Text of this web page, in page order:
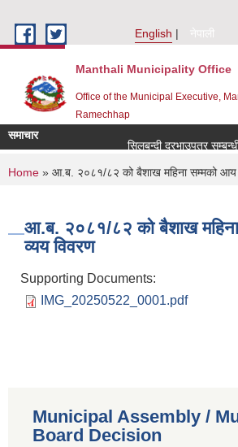
English
नेपाली
Manthali Municipality Office
Office of the Municipal Executive,
Ramechhap
समाचार
सिलबन्दी दरभाउपत्र सम्बन्धी
You are here
Home » आ.ब. २०८१/८२ को बैशाख महिना सम्मको आय
आ.ब. २०८१/८२ को बैशाख
व्यय विवरण
Supporting Documents:
IMG_20250522_0001.pdf
Municipal Assembly /
Board Decision